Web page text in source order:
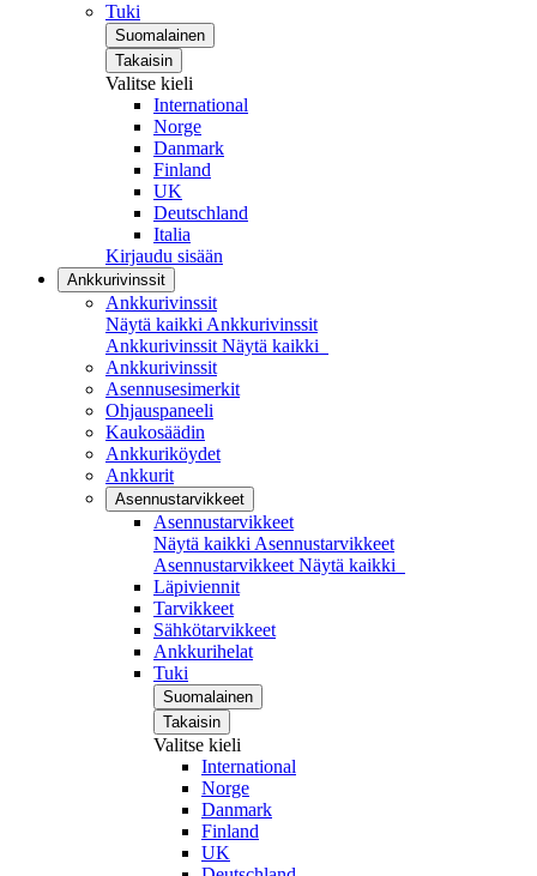
Tuki
Suomalainen
Takaisin
Valitse kieli
International
Norge
Danmark
Finland
UK
Deutschland
Italia
Kirjaudu sisään
Ankkurivinssit
Ankkurivinssit
Näytä kaikki Ankkurivinssit
Ankkurivinssit Näytä kaikki
Ankkurivinssit
Asennusesimerkit
Ohjauspaneeli
Kaukosäädin
Ankkuriköydet
Ankkurit
Asennustarvikkeet
Asennustarvikkeet
Näytä kaikki Asennustarvikkeet
Asennustarvikkeet Näytä kaikki
Läpiviennit
Tarvikkeet
Sähkötarvikkeet
Ankkurihelat
Tuki
Suomalainen
Takaisin
Valitse kieli
International
Norge
Danmark
Finland
UK